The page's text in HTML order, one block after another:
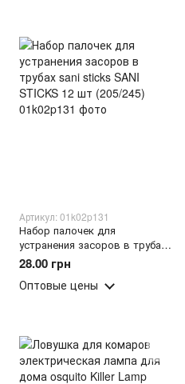
Артикул: 01k02p131
Набор палочек для
устранения засоров в трубах
sani sticks SANI STICKS 12 шт
(205/245)
28.00 грн
Оптовые цены